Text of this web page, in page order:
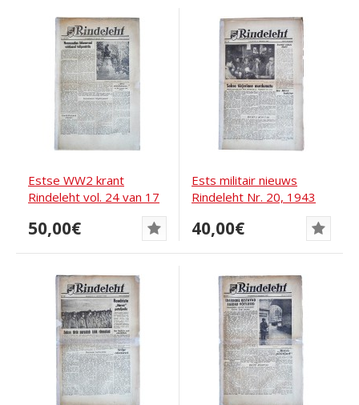
Estse WW2 krant
Rindeleht vol. 24 van 17
50,00€
Ests militair nieuws
Rindeleht Nr. 20, 1943
40,00€